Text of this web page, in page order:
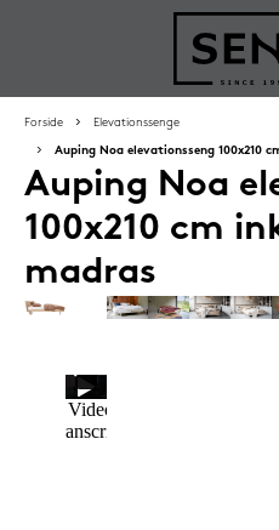
Forside Elevationssenge
Auping Noa elevationsseng 100x210
Auping Noa
100x210 cm
madras